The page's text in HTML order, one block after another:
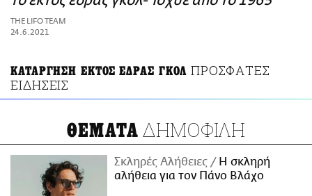
ΑΜΠΑ
PRINT
THE LIFO TEAM
24.6.2021
ΚΑΤΑΡΓΗΣΗ ΕΚΤΟΣ ΕΔΡΑΣ ΓΚΟΛ ΠΡΟΣΦΑΤΕΣ
ΕΙΔΗΣΕΙΣ
ΘΕΜΑΤΑ ΔΗΜΟΦΙΛΗ
Σκληρές Αλήθειες
H σκληρή
αλήθεια για τον Πάνο Βλάχο